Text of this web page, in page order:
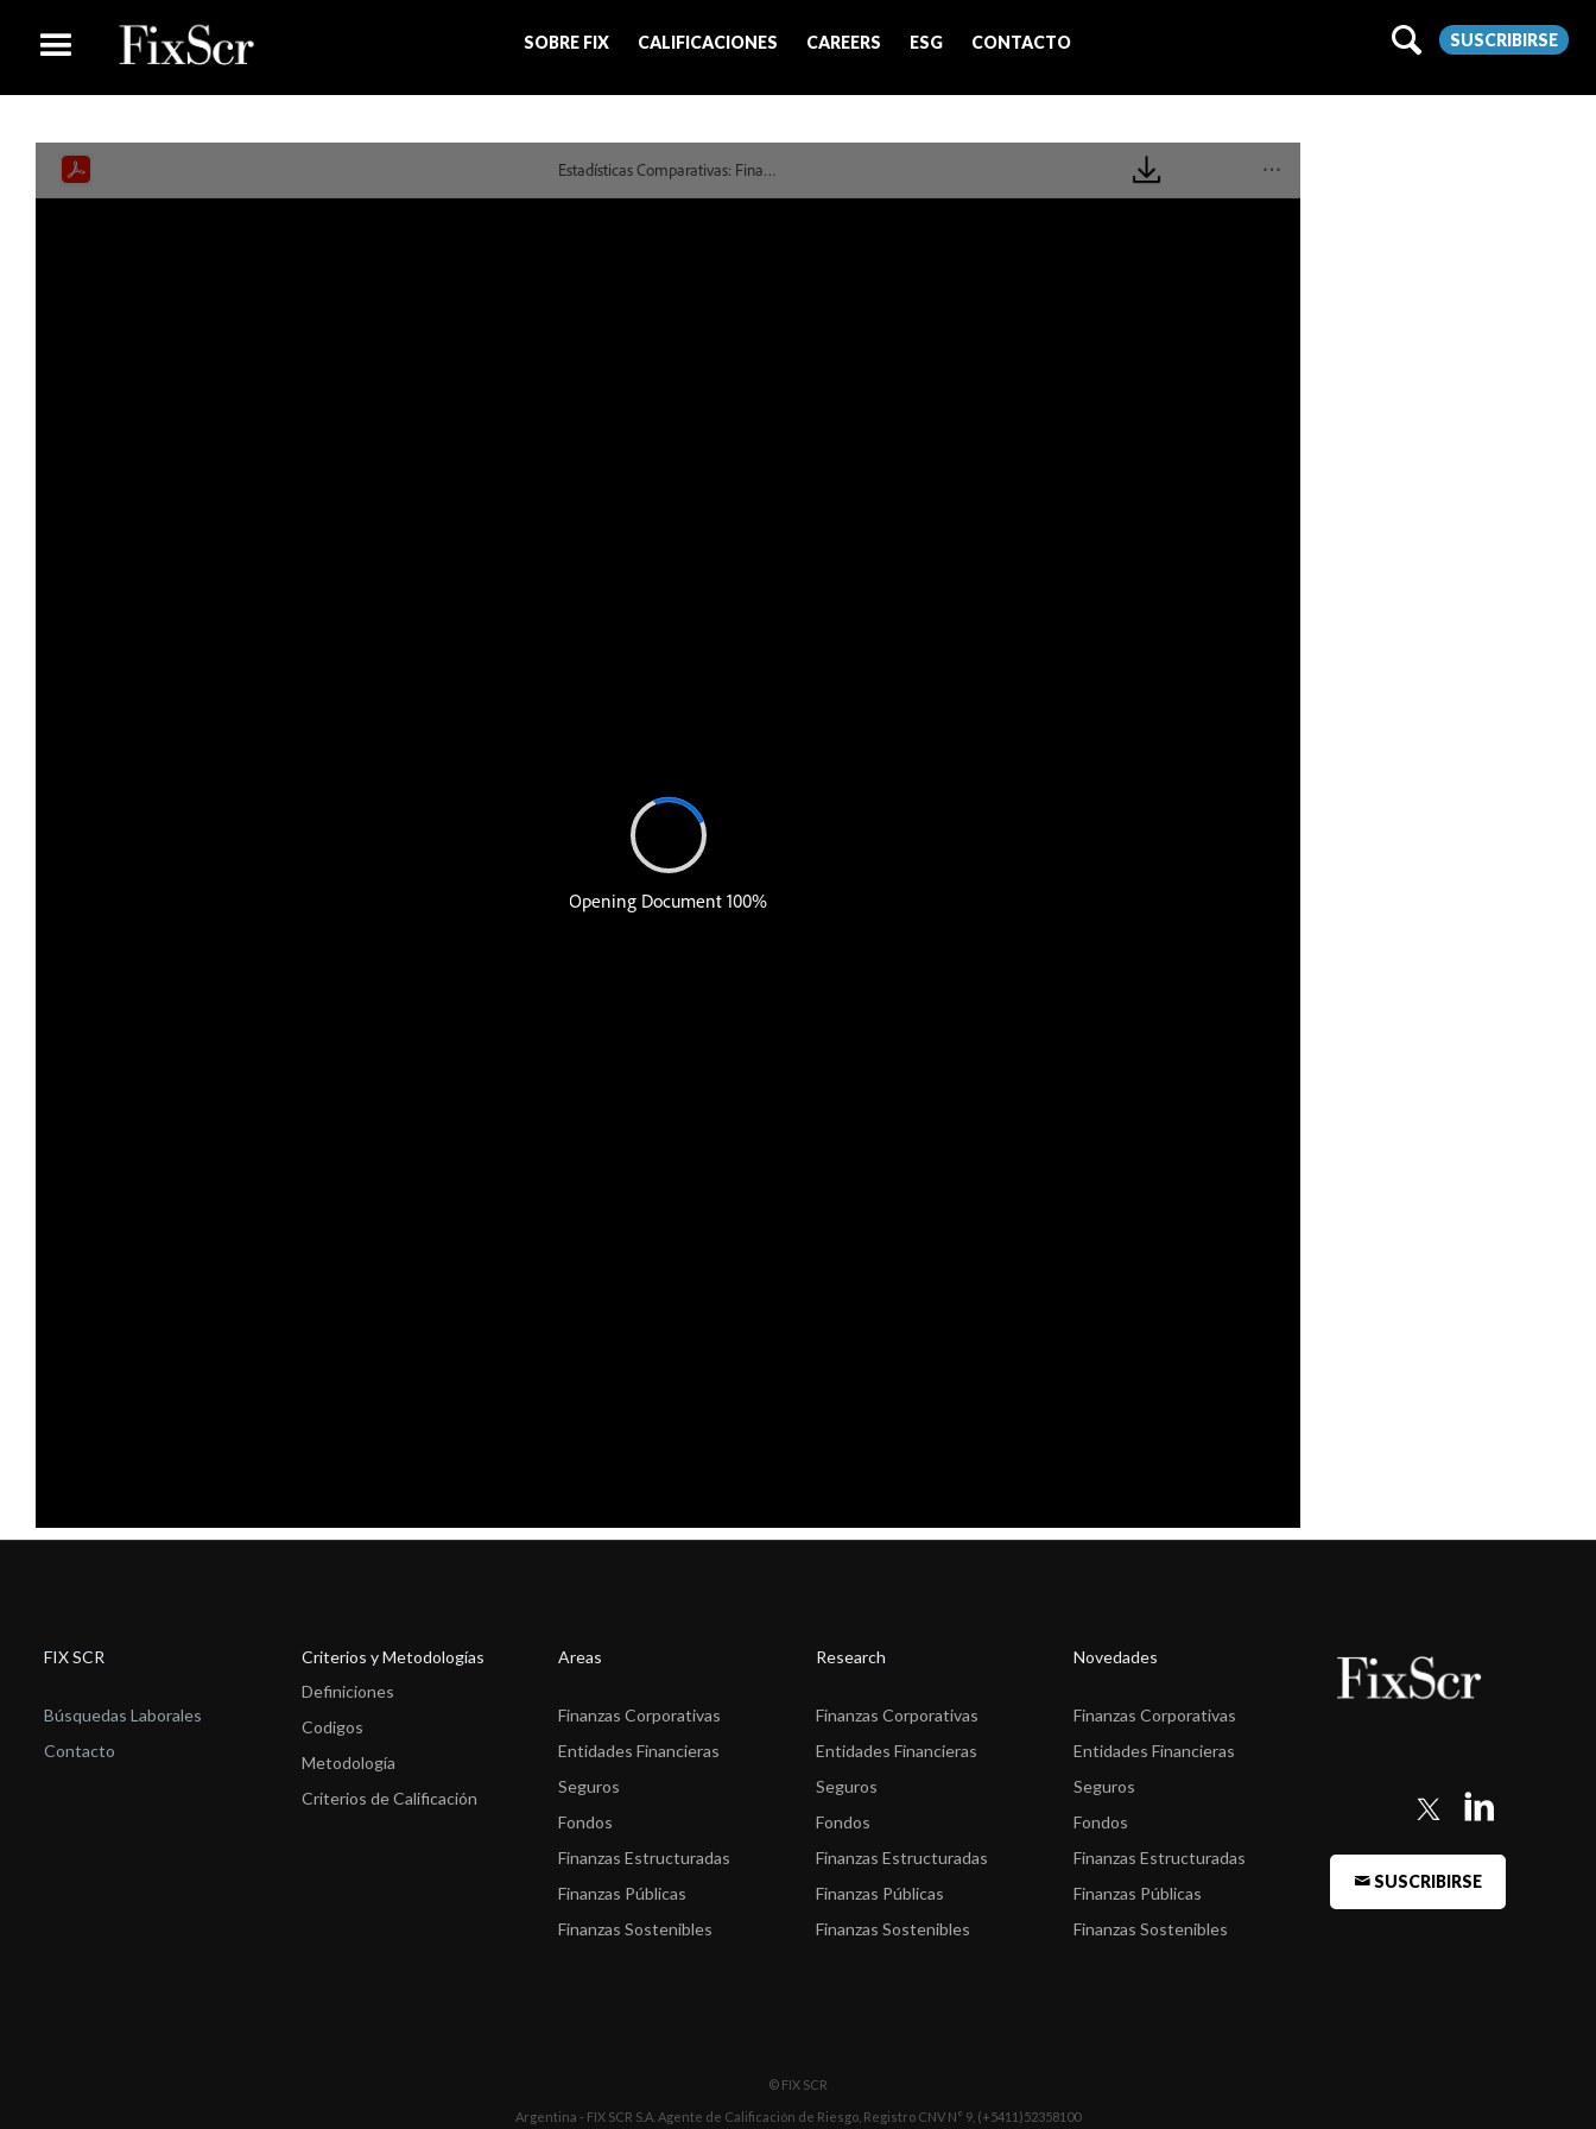
SOBRE FIX CALIFICACIONES CAREERS ESG CONTACTO SUSCRIBIRSE
FIX SCR
Búsquedas Laborales
Contacto
Criterios y Metodologías
Definiciones
Codigos
Metodología
Criterios de Calificación
Areas
Finanzas Corporativas
Entidades Financieras
Seguros
Fondos
Finanzas Estructuradas
Finanzas Públicas
Finanzas Sostenibles
Research
Finanzas Corporativas
Entidades Financieras
Seguros
Fondos
Finanzas Estructuradas
Finanzas Públicas
Finanzas Sostenibles
Novedades
Finanzas Corporativas
Entidades Financieras
Seguros
Fondos
Finanzas Estructuradas
Finanzas Públicas
Finanzas Sostenibles
SUSCRIBIRSE
© FIX SCR
Argentina - FIX SCR S.A. Agente de Calificación de Riesgo, Registro CNV N° 9, (+5411)52358100